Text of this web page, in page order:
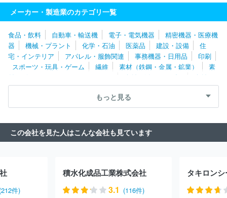
社
日本ロレアル株式会社 日油株式会社
クラシエ株式会社
住友ゴム工業株式会社
エステー株式会社
社
ちふれホールディングス株式会社
日本メナード化粧品株式会
社
株式会社ノエビア 住友理工株式会社 ＵＢＥ株式会社
ーラ化成工業株式会社
日本ゼオン株式会社
三菱瓦斯化学株式会
社
東亞合成株式会社 横浜ゴム株式会社
メーカー・製造業のカテゴリ一覧
食品・飲料 自動車・輸送機 電子・電気機器
精密機器・医療機
器
機械・プラント 化学・石油 医薬品 建設・設備
住
宅・インテリア
アパレル・服飾関連 事務機器・日用品
印刷
スポーツ・玩具・ゲーム
繊維 素材（鉄鋼・金属・鉱業）
素
材（ゴム・ガラス・セラミックス）
素材（紙・パルプ）
素材
（その他）
農林・水産 たばこ・飼料 その他
もっと見る
この会社を見た人はこんな会社も見ています
件)
積水化成品工業株式会社
3.1 (116件)
タキロン